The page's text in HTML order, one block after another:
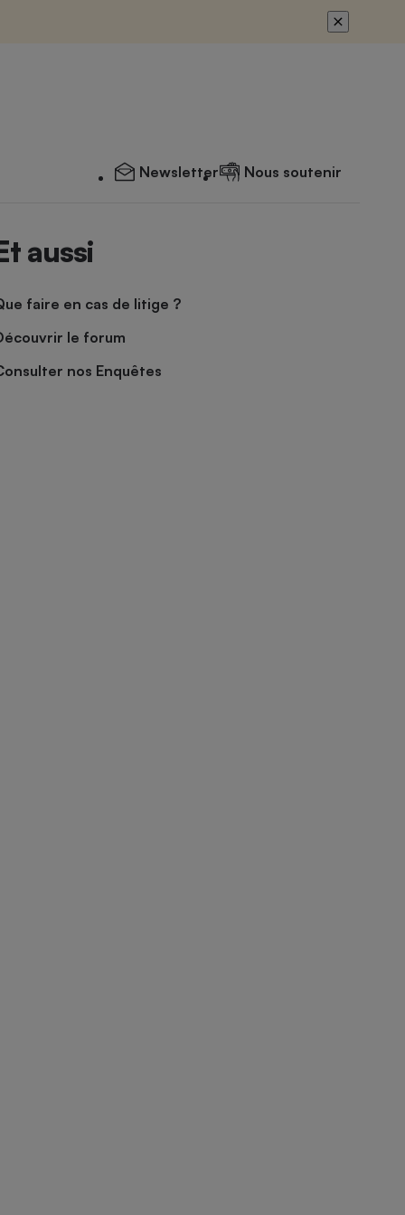
Newsletter Nous soutenir
aussi
faire en cas de litige ?
le forum
nos Enquêtes